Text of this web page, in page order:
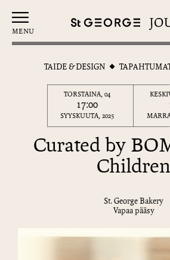
MENU
TAIDE & DESIGN
TORSTAINA, 04
17:00
SYYSKUUTA, 2025
Curated by
Children
St. George Bakery
Vapaa pääsy